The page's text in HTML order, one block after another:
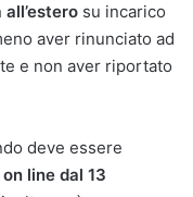
su incarico
aver rinunciato ad
e non aver riportato
deve essere
line dal 13